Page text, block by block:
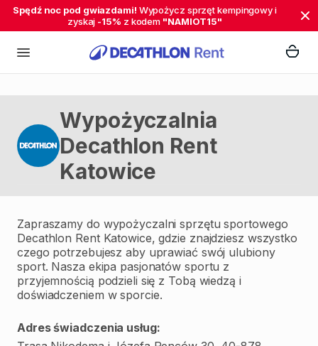
Spędź noc pod gwiazdami! Wypożycz sprzęt kempingowy i
zyskaj -15% z kodem "NAMIOT15"
Wypożyczalnia
Decathlon Rent
Katowice
Zapraszamy do wypożyczalni sprzętu sportowego
Decathlon Rent Katowice, gdzie znajdziesz wszystko
czego potrzebujesz aby uprawiać swój ulubiony
sport. Nasza ekipa pasjonatów sportu z
przyjemnością podzieli się z Tobą wiedzą i
doświadczeniem w sporcie.
Adres świadczenia usług: